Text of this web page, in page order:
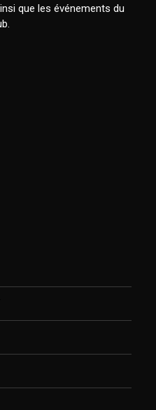
que les événements du